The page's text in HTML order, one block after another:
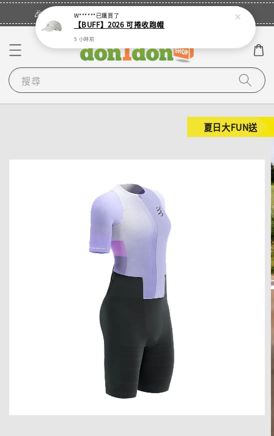
🎉登入會員・領取您的專屬折扣券！
搜尋
夏日大FUN送
W******已購買了
【BUFF】2026 可捲收跑帽
5 小時前